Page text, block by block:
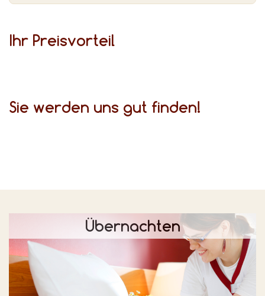
Ihr Preis­vor­teil
Sie werden uns gut finden!
Übernachten